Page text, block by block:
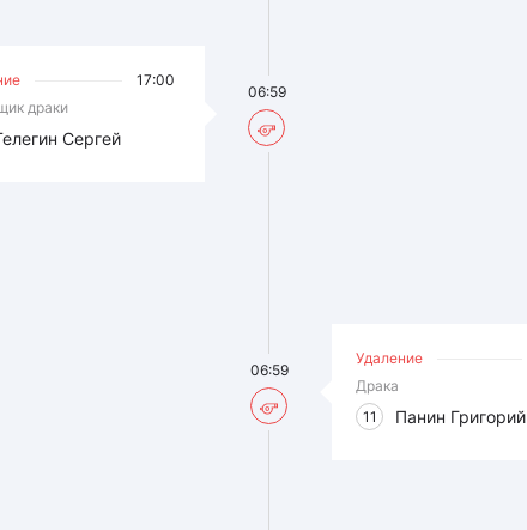
17:00
драки
Сергей
06:59
Удаление
Драка
11
Панин Григорий
06:59